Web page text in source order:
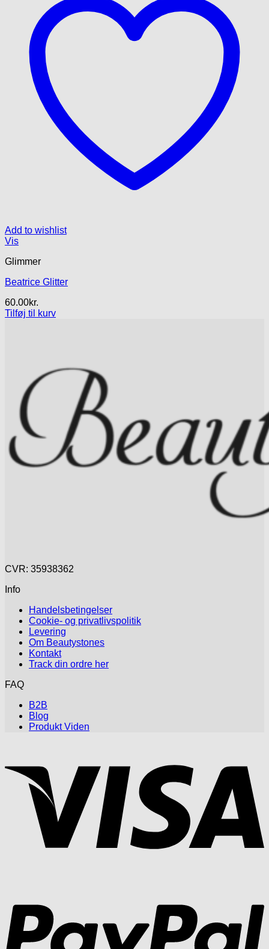
Add to wishlist
Vis
Glimmer
Beatrice Glitter
60.00kr.
Tilføj til kurv
CVR: 35938362
Info
Handelsbetingelser
Cookie- og privatlivspolitik
Levering
Om Beautystones
Kontakt
Track din ordre her
FAQ
B2B
Blog
Produkt Viden